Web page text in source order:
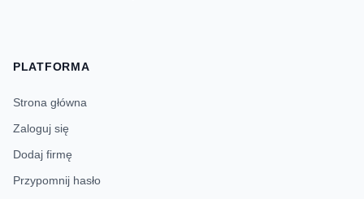
PLATFORMA
Strona główna
Zaloguj się
Dodaj firmę
Przypomnij hasło